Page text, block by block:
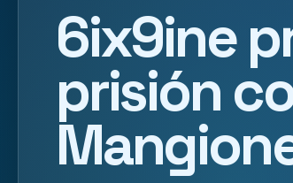
6ix9ine
prisión